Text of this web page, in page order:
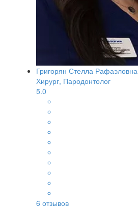
Григорян Стелла Рафаэловна
Хирург, Пародонтолог
5.0
6 отзывов